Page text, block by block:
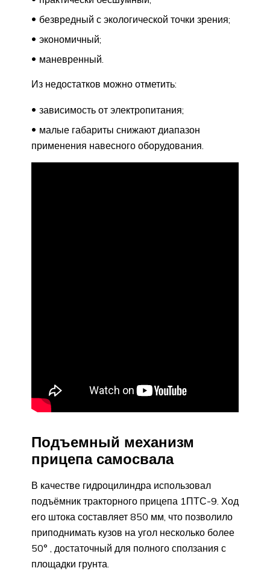
безвредный с экологической точки зрения;
экономичный;
маневренный.
Из недостатков можно отметить:
зависимость от электропитания;
малые габариты снижают диапазон
применения навесного оборудования.
Подъемный механизм
прицепа самосвала
В качестве гидроцилиндра использовал
подъёмник тракторного прицепа 1ПТС-9. Ход
его штока составляет 850 мм, что позволило
приподнимать кузов на угол несколько более
50° , достаточный для полного сползания с
площадки грунта.